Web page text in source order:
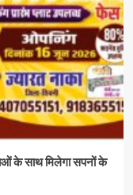
के साथ मिलेगा सपनों के